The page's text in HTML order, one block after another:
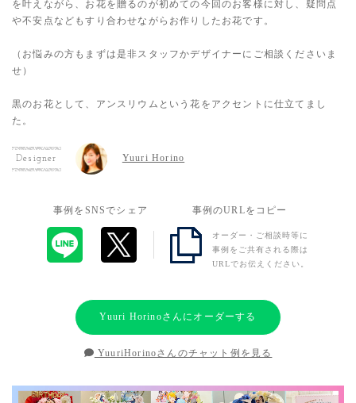
を叶えながら、お花を贈るのが初めての今回のお客様に対し、疑問点
や不安点などもすり合わせながらお作りしたお花です。
（お悩みの方もまずは是非スタッフかデザイナーにご相談くださいま
せ）
黒のお花として、アンスリウムという花をアクセントに仕立てまし
た。
Designer Yuuri Horino
事例をSNSでシェア 事例のURLをコピー
オーダー・ご相談時等に
事例をご共有される際は
URLでお伝えください。
Yuuri Horinoさんにオーダーする
YuuriHorinoさんのチャット例を見る